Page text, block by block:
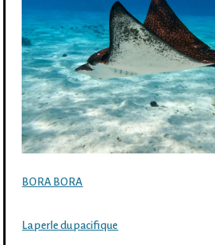
BORA BORA
La perle du pacifique